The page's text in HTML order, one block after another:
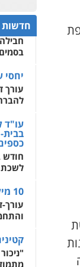
חדשות
חפץ
עצור
בסמים
יחסי
עורך
עו"ד
חודש
לשכת
10 מיליון